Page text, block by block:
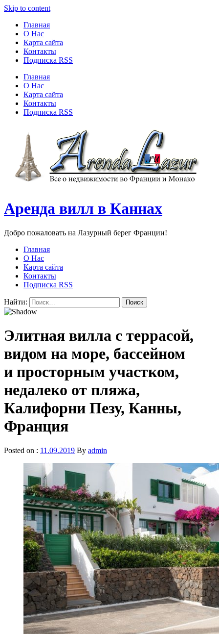
Skip to content
Главная
О Нас
Карта сайта
Контакты
Подписка RSS
Главная
О Нас
Карта сайта
Контакты
Подписка RSS
Аренда вилл в Каннах
Добро пожаловать на Лазурный берег Франции!
Главная
О Нас
Карта сайта
Контакты
Подписка RSS
Найти:
Элитная вилла с террасой,
видом на море, бассейном
и просторным участком,
недалеко от пляжа,
Калифорни Пезу, Канны,
Франция
Posted on : 11.09.2019 By admin